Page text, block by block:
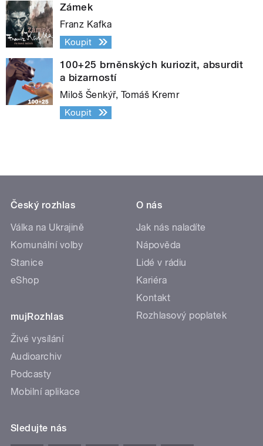
Zámek
Franz Kafka
Koupit
100+25 brněnských kuriozit, absurdit
a bizarností
Miloš Šenkýř, Tomáš Kremr
Koupit
Český rozhlas
Válka na Ukrajině
Komunální volby
Stanice
eShop
mujRozhlas
Živé vysílání
Audioarchiv
Podcasty
Mobilní aplikace
O nás
Jak nás naladíte
Nápověda
Lidé v rádiu
Kariéra
Kontakt
Rozhlasový poplatek
Sledujte nás